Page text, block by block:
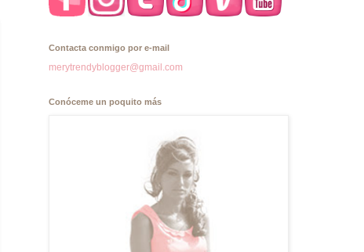
Contacta conmigo por e-mail
merytrendyblogger@gmail.com
Conóceme un poquito más